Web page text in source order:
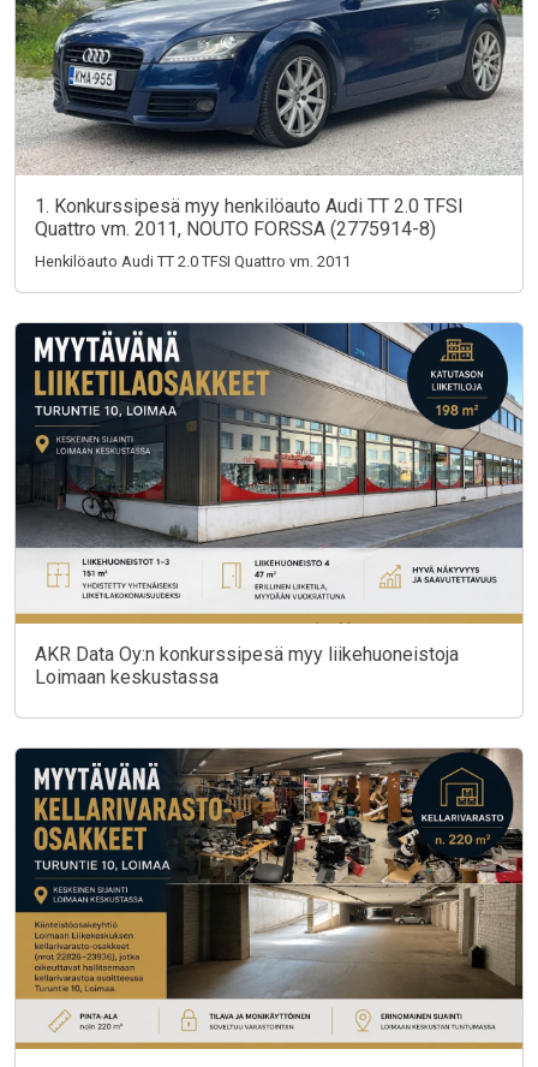
1. Konkurssipesä myy henkilöauto Audi TT 2.0 TFSI
Quattro vm. 2011, NOUTO FORSSA (2775914-8)
Henkilöauto Audi TT 2.0 TFSI Quattro vm. 2011
AKR Data Oy:n konkurssipesä myy liikehuoneistoja
Loimaan keskustassa